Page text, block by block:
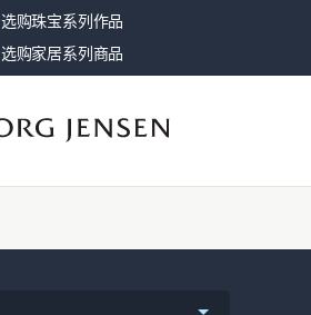
选购珠宝系列作品
选购家居系列商品